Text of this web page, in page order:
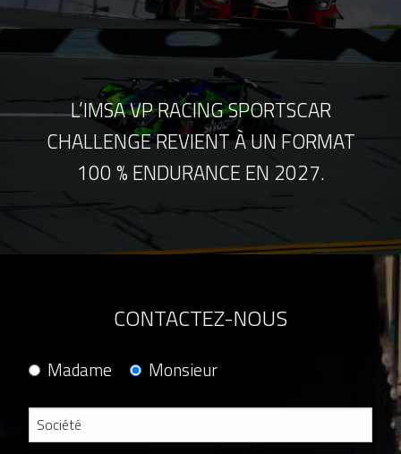
L’IMSA VP RACING SPORTSCAR
CHALLENGE REVIENT À UN FORMAT
100 % ENDURANCE EN 2027.
CONTACTEZ-NOUS
Madame Monsieur